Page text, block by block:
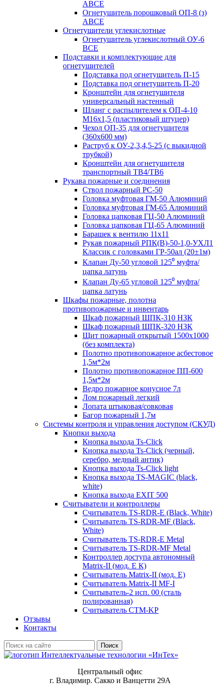
АВСЕ
Огнетушитель порошковый ОП-8 (з)
АВСЕ
Огнетушители углекислотные
Огнетушитель углекислотный ОУ-6
ВСЕ
Подставки и комплектующие для
огнетушителей
Подставка под огнетушитель П-15
Подставка под огнетушитель П-20
Кронштейн для огнетушителя
универсальный настенный
Шланг с распылителем к ОП-4-10
М16х1,5 (пластиковый штуцер)
Чехол ОП-35 для огнетушителя
(360х600 мм)
Раструб к ОУ-2,3,4,5-25 (с выкидной
трубкой)
Кронштейн для огнетушителя
транспортный ТВ4/ТВ6
Рукава пожарные и соединения
Ствол пожарный РС-50
Головка муфтовая ГМ-50 Алюминий
Головка муфтовая ГМ-65 Алюминий
Головка цапковая ГЦ-50 Алюминий
Головка цапковая ГЦ-65 Алюминий
Барашек к вентилю 11х11
Рукав пожарный РПК(В)-50-1,0-УХЛ1
Классик с головками ГР-50ал (20±1м)
Клапан Ду-50 угловой 125⁰ муфта/
цапка латунь
Клапан Ду-65 угловой 125⁰ муфта/
цапка латунь
Шкафы пожарные, полотна
противопожарные и инвентарь
Шкаф пожарный ШПК-310 НЗК
Шкаф пожарный ШПК-320 НЗК
Щит пожарный открытый 1500х1000
(без комплекта)
Полотно противопожарное асбестовое
1,5м*2м
Полотно противопожарное ПП-600
1,5м*2м
Ведро пожарное конусное 7л
Лом пожарный легкий
Лопата штыковая/совковая
Багор пожарный 1,7м
Системы контроля и управления доступом (СКУД)
Кнопки выхода
Кнопка выхода Ts-Click
Кнопка выхода Ts-Click (черный,
серебро, медный антик)
Кнопка выхода Ts-Click light
Кнопка выхода TS-MAGIC (black,
white)
Кнопка выхода EXIT 500
Считыватели и контроллеры
Считыватель TS-RDR-E (Black, White)
Считыватель TS-RDR-MF (Black,
White)
Считыватель TS-RDR-E Metal
Считыватель TS-RDR-MF Metal
Контроллер доступа автономный
Matrix-II (мод. E К)
Считыватель Matrix-II (мод. Е)
Считыватель Matrix-II MF-I
Считыватель-2 исп. 00 (сталь
полированная)
Считыватель CTM-KP
Отзывы
Контакты
Поиск
Центральный офис
г. Владимир. Сакко и Ванцетти 29А